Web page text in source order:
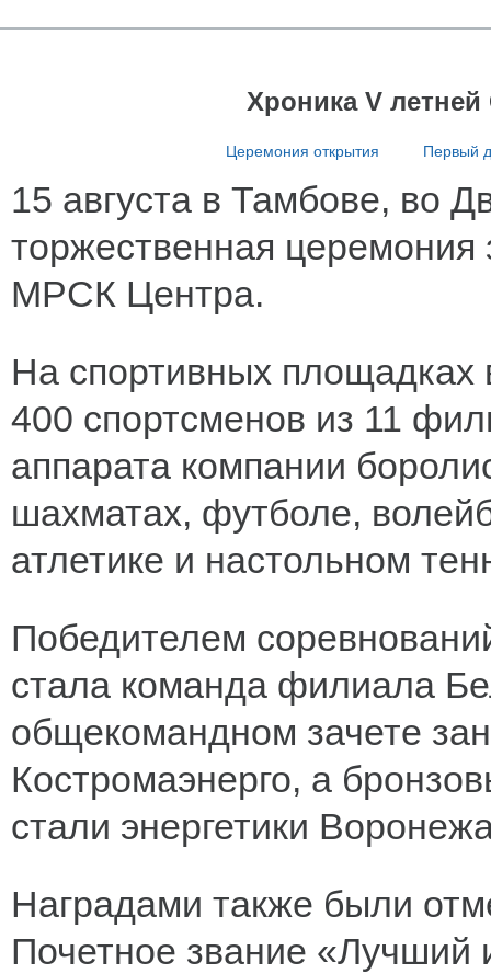
Хроника V
Церемония открытия Первый
15 августа в Тамбове, во
торжественная
МРСК Центра.
На спортивных площадках
400 спортсменов из 11
аппарата компании
шахматах, футболе,
атлетике и настольном
Победителем
стала команда филиала
общекомандном зачете
Костромаэнерго, а
стали энергетики
Наградами также были
Почетное звание «Лучший